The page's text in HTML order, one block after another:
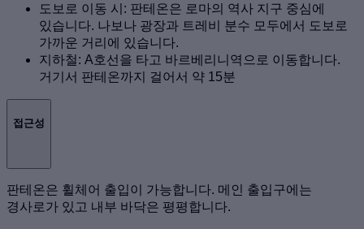
도보로 이동 시: 판테온은 로마의 역사 지구 중심에
있습니다. 나보나 광장과 트레비 분수 모두에서 도보로
가까운 거리에 있습니다.
지하철: A호선을 타고 바르베리니역으로 이동합니다.
거기서 판테온까지 걸어서 약 15분
접근성
판테온은 휠체어 출입이 가능합니다. 메인 출입구에는
경사로가 있고 내부 바닥은 평평합니다.